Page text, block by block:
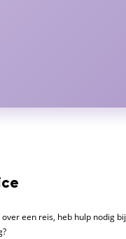
een reis, heb hulp nodig